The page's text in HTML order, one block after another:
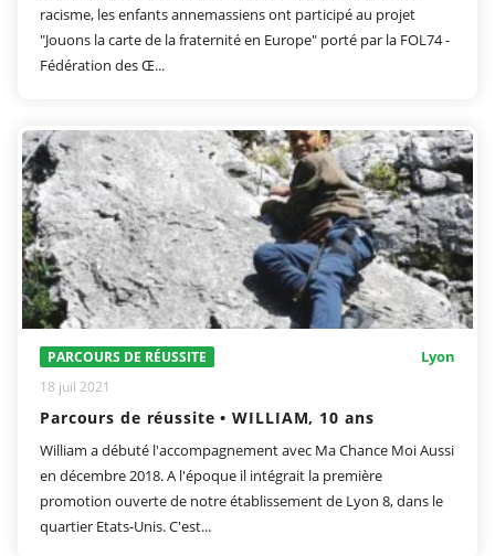
racisme, les enfants annemassiens ont participé au projet
"Jouons la carte de la fraternité en Europe" porté par la FOL74 -
Fédération des Œ...
PARCOURS DE RÉUSSITE Lyon
18 juil 2021
Parcours de réussite • WILLIAM, 10 ans
William a débuté l'accompagnement avec Ma Chance Moi Aussi
en décembre 2018. A l'époque il intégrait la première
promotion ouverte de notre établissement de Lyon 8, dans le
quartier Etats-Unis. C'est...